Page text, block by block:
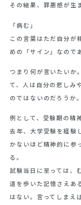
その結果、罪悪感が生
「病む」
この言葉はただ自分が
めの「サイン」なので
つまり何が言いたいか
て、人は自分の悲しみ
のではないのだろうか
例として、受験期の精
去年、大学受験を経験
かないほど精神的に参
る。
試験当日に至っては、
道を歩いた記憶さえあ
はない。言ってしまえ